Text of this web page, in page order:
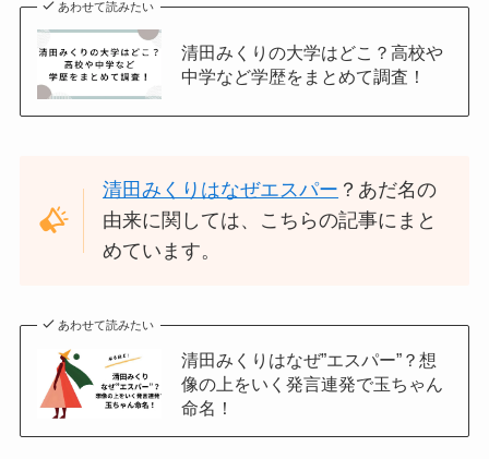
あわせて読みたい
清田みくりの大学はどこ？高校や
中学など学歴をまとめて調査！
清田みくりはなぜエスパー ？あだ名の
由来に関しては、こちらの記事にまと
めています。
あわせて読みたい
清田みくりはなぜ”エスパー”？想
像の上をいく発言連発で玉ちゃん
命名！